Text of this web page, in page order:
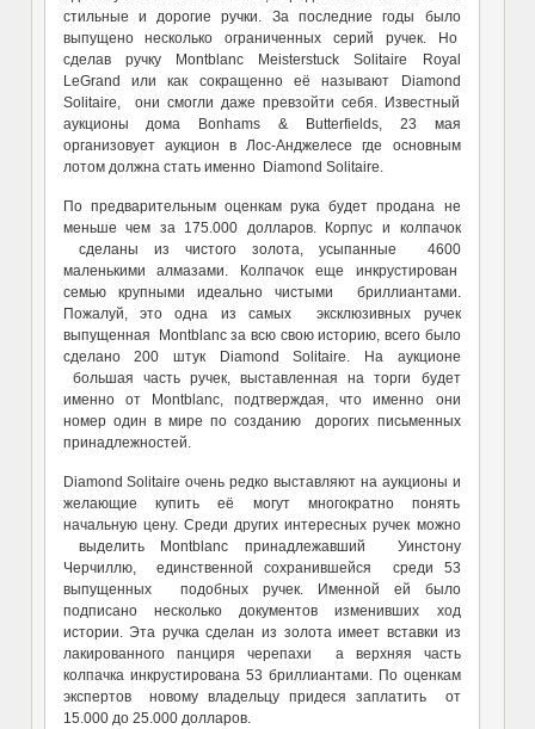
стильные и дорогие ручки. За последние годы было
выпущено несколько ограниченных серий ручек. Но
сделав ручку Montblanc Meisterstuck Solitaire Royal
LeGrand или как сокращенно её называют Diamond
Solitaire, они смогли даже превзойти себя. Известный
аукционы дома Bonhams & Butterfields, 23 мая
организовует аукцион в Лос-Анджелесе где основным
лотом должна стать именно Diamond Solitaire.
По предварительным оценкам рука будет продана не
меньше чем за 175.000 долларов. Корпус и колпачок
сделаны из чистого золота, усыпанные 4600
маленькими алмазами. Колпачок еще инкрустирован
семью крупными идеально чистыми бриллиантами.
Пожалуй, это одна из самых эксклюзивных ручек
выпущенная Montblanc за всю свою историю, всего было
сделано 200 штук Diamond Solitaire. На аукционе
большая часть ручек, выставленная на торги будет
именно от Montblanc, подтверждая, что именно они
номер один в мире по созданию дорогих письменных
принадлежностей.
Diamond Solitaire очень редко выставляют на аукционы и
желающие купить её могут многократно понять
начальную цену. Среди других интересных ручек можно
выделить Montblanc принадлежавший Уинстону
Черчиллю, единственной сохранившейся среди 53
выпущенных подобных ручек. Именной ей было
подписано несколько документов изменивших ход
истории. Эта ручка сделан из золота имеет вставки из
лакированного панциря черепахи а верхняя часть
колпачка инкрустирована 53 бриллиантами. По оценкам
экспертов новому владельцу придеся заплатить от
15.000 до 25.000 долларов.